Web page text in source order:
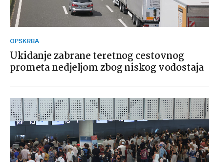
OPSKRBA
Ukidanje zabrane teretnog cestovnog
prometa nedjeljom zbog niskog vodostaja